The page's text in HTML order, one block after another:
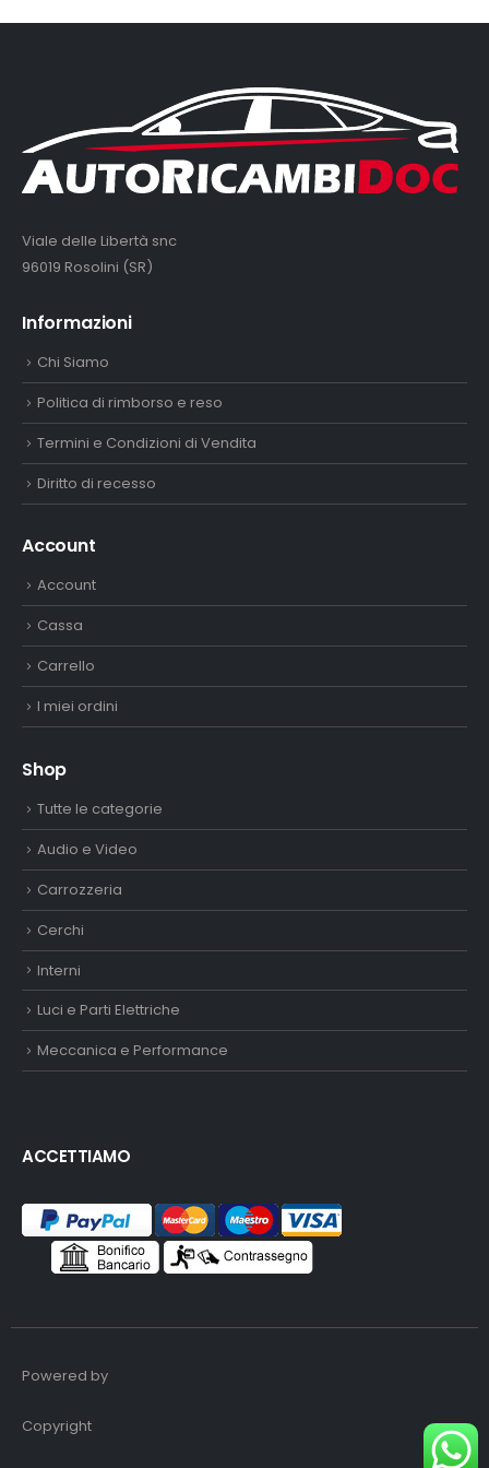
Viale delle Libertà snc
96019 Rosolini (SR)
Informazioni
Chi Siamo
Politica di rimborso e reso
Termini e Condizioni di Vendita
Diritto di recesso
Account
Account
Cassa
Carrello
I miei ordini
Shop
Tutte le categorie
Audio e Video
Carrozzeria
Cerchi
Interni
Luci e Parti Elettriche
Meccanica e Performance
ACCETTIAMO
Powered by
Copyright